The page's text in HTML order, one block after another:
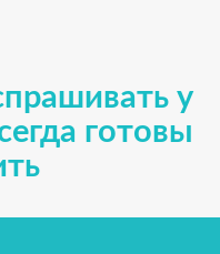
у
готовы